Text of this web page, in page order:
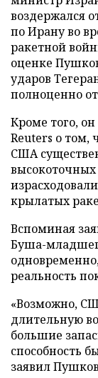
воздержался
по Ирану во
ракетной
оценке
ударов
полноценно
Кроме того,
Reuters о том,
США
высокоточных
крылатых
Вспоминая
Буша-
реальность
«Возможно,
длительную
большие
способность
заявил